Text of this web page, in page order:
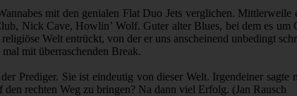
mit den genialen Flat Duo Jets verglichen.
Nick Cave, Howlin’ Wolf. Guter alter Blues, bei dem es
Welt entrückt, von der er uns anscheinend unbedingt
mit überraschenden Break.
Prediger. Sie ist eindeutig von dieser Welt. Irgendeiner
rechten Weg zu bringen? Na dann viel Erfolg. (Jan Rausch